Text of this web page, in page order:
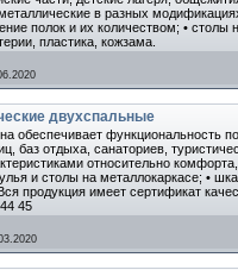
металлические в разных
полок и их количеством; •
пластика, кожзама.
двухспальные
обеспечивает функциональность
баз отдыха, санаториев,
относительно
и столы на металлокаркасе;
продукция имеет сертификат
45